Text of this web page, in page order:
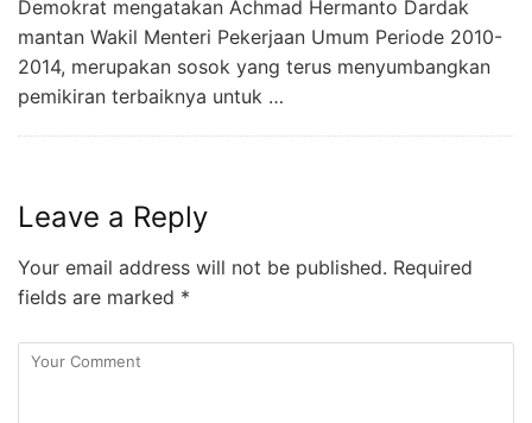
Demokrat mengatakan Achmad Hermanto Dardak
mantan Wakil Menteri Pekerjaan Umum Periode 2010-
2014, merupakan sosok yang terus menyumbangkan
pemikiran terbaiknya untuk …
Leave a Reply
Your email address will not be published. Required
fields are marked *